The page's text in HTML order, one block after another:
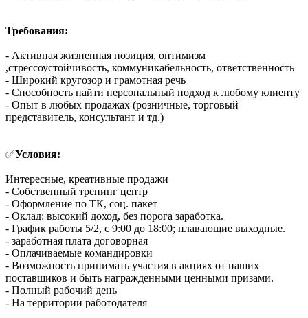
Требования:
- Активная жизненная позиция, оптимизм
,стрессоустойчивость, коммуникабельность, ответственность
- Широкий кругозор и грамотная речь
- Способность найти персональный подход к любому клиенту
- Опыт в любых продажах (розничные, торговый
представитель, консультант и тд.)
✅Условия:
Интересные, креативные продажи
- Собственный тренинг центр
- Оформление по ТК, соц. пакет
- Оклад: высокий доход, без порога заработка.
- График работы 5/2, с 9:00 до 18:00; плавающие выходные.
- заработная плата договорная
- Оплачиваемые командировки
- Возможность принимать участия в акциях от наших
поставщиков и быть награжденными ценными призами.
- Полный рабочий день
- На территории работодателя